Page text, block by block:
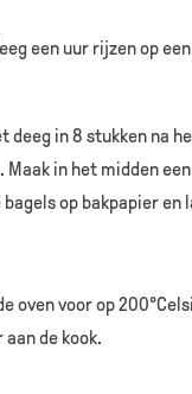
een uur rijzen op
deeg in 8 stukken na
Maak in het midden
bagels op bakpapier en
oven voor op
de kook.